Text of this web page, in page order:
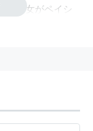
『彼女がペイシ
殻』エドマンド・
ある。